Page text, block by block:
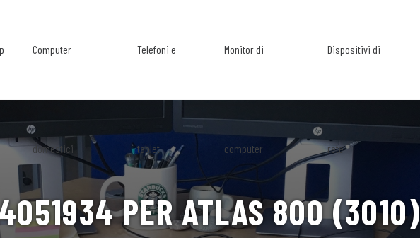
Computer
domestici
Telefoni e
tablet
Monitor di
computer
Dispositivi di
rete
PER ATLAS 800 (3010)